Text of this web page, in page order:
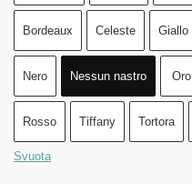
Bordeaux Celeste Giallo
Nero Nessun nastro Oro
Rosso Tiffany Tortora
Svuota